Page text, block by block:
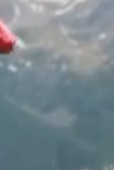
Contact
*
*